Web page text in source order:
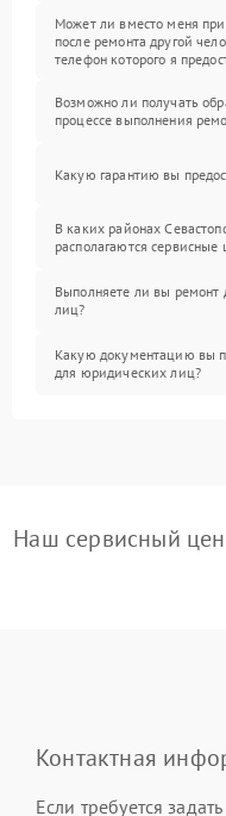
Может ли вместо меня
после ремонта другой
телефон которого я
Возможно ли получать
процессе выполнения
Какую гарантию вы
В каких районах
располагаются сервисные
Выполняете ли вы ремонт
лиц?
Какую документацию вы
для юридических лиц?
Наш сервисный
Контактная
Если требуется